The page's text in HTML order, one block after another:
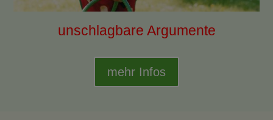
unschlagbare Argumente
mehr Infos